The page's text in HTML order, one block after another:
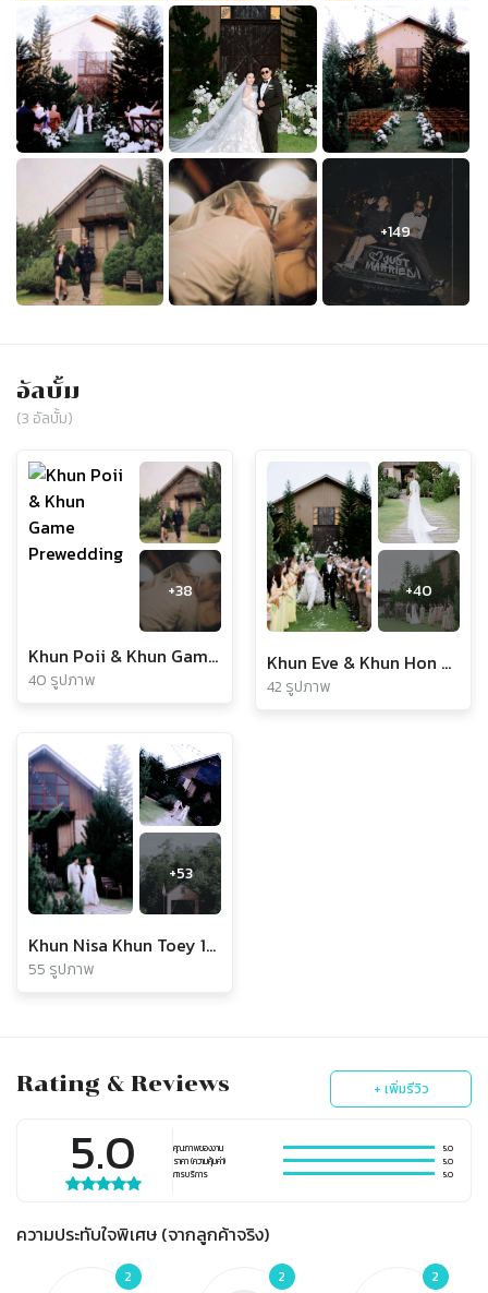
อัลบั้ม
(3 อัลบั้ม)
+38
Khun Poii & Khun Game Prewedding
40 รูปภาพ
+40
Khun Eve & Khun Hon 8 sep 2024
42 รูปภาพ
+53
Khun Nisa Khun Toey 12Dec2024
55 รูปภาพ
Rating & Reviews + เพิ่มรีวิว
5.0 คุณภาพของงาน
5.0
ราคา (ความคุ้มค่า)
5.0
การบริการ
5.0
ความประทับใจพิเศษ (จากลูกค้าจริง)
2 2 2